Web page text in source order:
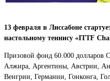
13 февраля в Лиссабоне
настольному теннису «ITTF
Призовой фонд 60.000 долларов
Алжира, Аргентины, Австрии,
Венгрии, Германии, Гонконга,